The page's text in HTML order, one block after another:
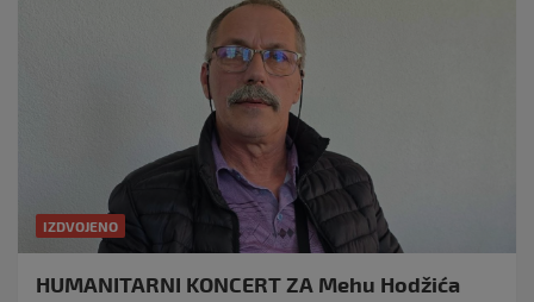
IZDVOJENO
HUMANITARNI KONCERT ZA Mehu Hodžića